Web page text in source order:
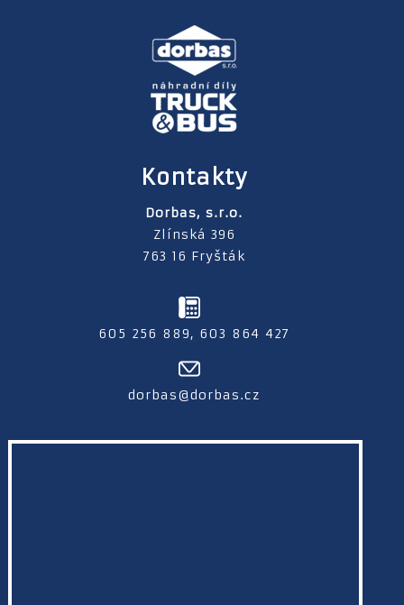
Kontakty
Dorbas, s.r.o.
Zlínská 396
763 16 Fryšták
605 256 889, 603 864 427
dorbas@dorbas.cz